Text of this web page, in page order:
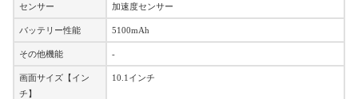
センサー 加速度センサー
バッテリー性能 5100mAh
その他機能 -
画面サイズ【イン
チ】
10.1インチ